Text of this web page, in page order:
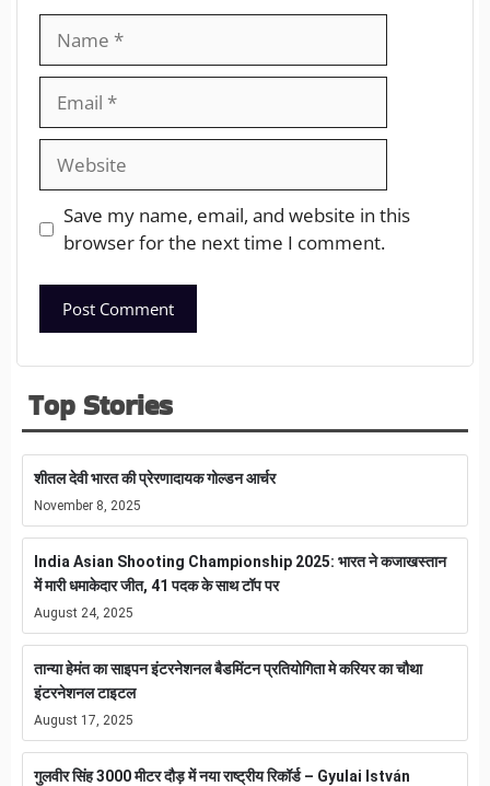
Save my name, email, and website in this
browser for the next time I comment.
Top Stories
शीतल देवी भारत की प्रेरणादायक गोल्डन आर्चर
November 8, 2025
India Asian Shooting Championship 2025: भारत ने कजाखस्तान
में मारी धमाकेदार जीत, 41 पदक के साथ टॉप पर
August 24, 2025
तान्या हेमंत का साइपन इंटरनेशनल बैडमिंटन प्रतियोगिता मे करियर का चौथा
इंटरनेशनल टाइटल
August 17, 2025
गुलवीर सिंह 3000 मीटर दौड़ में नया राष्ट्रीय रिकॉर्ड – Gyulai István